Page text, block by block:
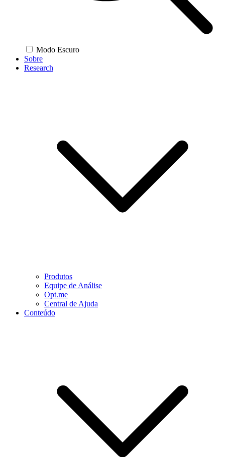
Modo Escuro
Sobre
Research
Produtos
Equipe de Análise
Opt.me
Central de Ajuda
Conteúdo